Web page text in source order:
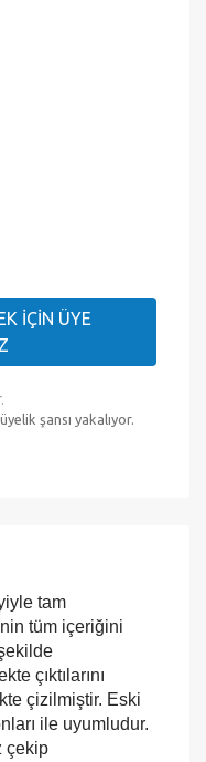
İÇİN ÜYE
şansı yakalıyor.
tam
tüm içeriğini
çıktılarını
çizilmiştir. Eski
ile uyumludur.
çekip